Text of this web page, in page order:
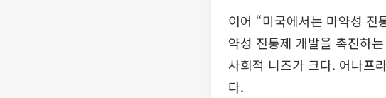
이어 “미국에서는 마약성 진
약성 진통제 개발을 촉진하
사회적 니즈가 크다. 어나프
다.